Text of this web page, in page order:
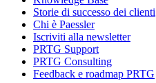
Storie di successo dei clienti
Chi è Paessler
Iscriviti alla newsletter
PRTG Support
PRTG Consulting
Feedback e roadmap PRTG